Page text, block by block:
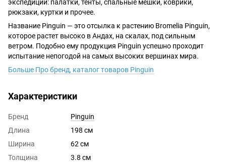
экспедиций: палатки, тенты, спальные мешки, коврики,
рюкзаки, куртки и прочее.
Название Pinguin — это отсылка к растению Bromelia Pinguin,
которое растет высоко в Андах, на скалах, под сильным
ветром. Подобно ему продукция Pinguin успешно проходит
испытание непогодой на самых высоких вершинах мира.
Больше Про бренд, каталог товаров Pinguin
Характеристики
Бренд
Pinguin
Длина
198 см
Ширина
62 см
Толщина
3.8 см